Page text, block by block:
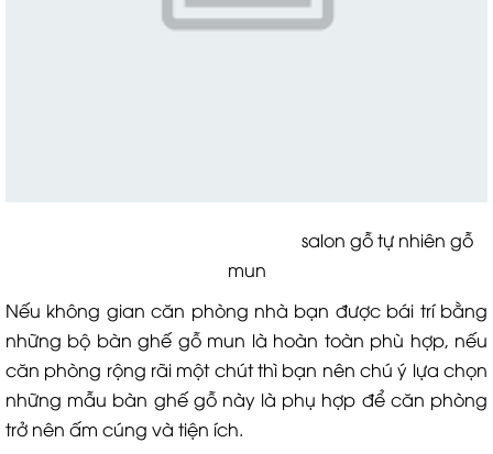
salon gỗ tự nhiên gỗ
mun
Nếu không gian căn phòng nhà bạn được bái trí bằng
những bộ bàn ghế gỗ mun là hoàn toàn phù hợp, nếu
căn phòng rộng rãi một chút thì bạn nên chú ý lựa chọn
những mẫu bàn ghế gỗ này là phụ hợp để căn phòng
trở nên ấm cúng và tiện ích.